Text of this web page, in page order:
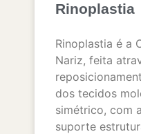
Rinoplastia
Rinoplastia é a
Nariz, feita
dos tecidos
simétrico, com
suporte